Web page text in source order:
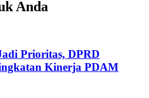
Anda
Prioritas, DPRD
Kinerja PDAM